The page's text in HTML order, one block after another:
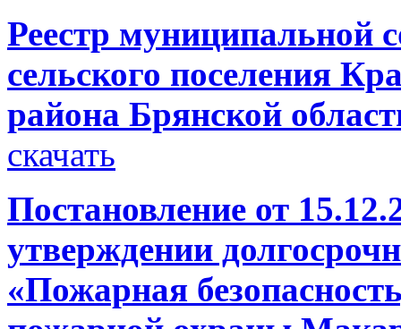
Реестр муниципальной
сельского поселения
района Брянской
скачать
Постановление от
утверждении
«Пожарная